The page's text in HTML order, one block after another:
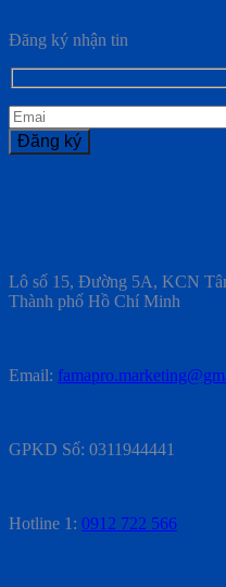
Đăng ký nhận tin
Lô số 15, Đường 5A, KCN
Thành phố Hồ Chí Minh
Email:
GPKD Số: 0311944441
Hotline 1: 0912 722 566